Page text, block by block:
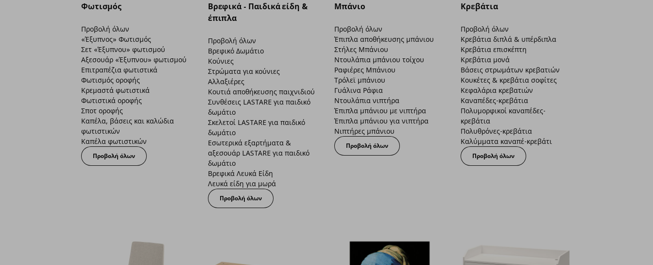
Φωτισμός
Προβολή όλων
«Έξυπνος» Φωτισμός
Σετ «Έξυπνου» φωτισμού
Αξεσουάρ «Έξυπνου» φωτισμού
Επιτραπέζια φωτιστικά
Φωτισμός οροφής
Κρεμαστά φωτιστικά
Φωτιστικά οροφής
Σποτ οροφής
Καπέλα, βάσεις και καλώδια
φωτιστικών
Καπέλα φωτιστικών
Προβολή όλων
Βρεφικά - Παιδικά είδη &
έπιπλα
Προβολή όλων
Βρεφικό Δωμάτιο
Κούνιες
Στρώματα για κούνιες
Αλλαξιέρες
Κουτιά αποθήκευσης παιχνιδιού
Συνθέσεις LASTARE για παιδικό
δωμάτιο
Σκελετοί LASTARE για παιδικό
δωμάτιο
Εσωτερικά εξαρτήματα &
αξεσουάρ LASTARE για παιδικό
δωμάτιο
Βρεφικά Λευκά Είδη
Λευκά είδη για μωρά
Προβολή όλων
Μπάνιο
Προβολή όλων
Έπιπλα αποθήκευσης μπάνιου
Στήλες Μπάνιου
Ντουλάπια μπάνιου τοίχου
Ραφιέρες Μπάνιου
Τρόλεϊ μπάνιου
Γυάλινα Ράφια
Ντουλάπια νιπτήρα
Έπιπλα μπάνιου με νιπτήρα
Έπιπλα μπάνιου για νιπτήρα
Νιπτήρες μπάνιου
Προβολή όλων
Κρεβάτια
Προβολή όλων
Κρεβάτια διπλά & υπέρδιπλα
Κρεβάτια επισκέπτη
Κρεβάτια μονά
Βάσεις στρωμάτων κρεβατιών
Κουκέτες & κρεβάτια σοφίτες
Κεφαλάρια κρεβατιών
Καναπέδες-κρεβάτια
Πολυμορφικοί καναπέδες-
κρεβάτια
Πολυθρόνες-κρεβάτια
Καλύμματα καναπέ-κρεβάτι
Προβολή όλων